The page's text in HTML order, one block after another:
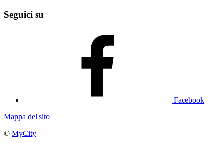
Seguici su
Facebook
Mappa del sito
© MyCity